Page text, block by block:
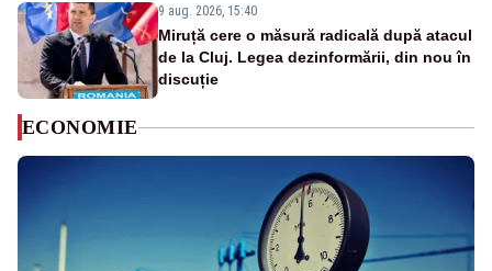
9 aug. 2026, 15:40
Miruță cere o măsură radicală după atacul
de la Cluj. Legea dezinformării, din nou în
discuție
ECONOMIE